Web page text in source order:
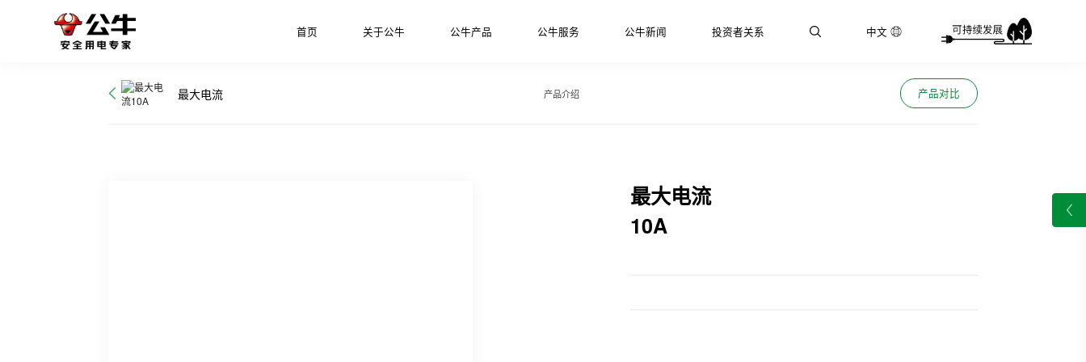
首页 关于公牛 公牛产品 公牛服务 公牛新闻 投资者关系 中文
最大电流 产品介绍 产品对比
最大电流
10A